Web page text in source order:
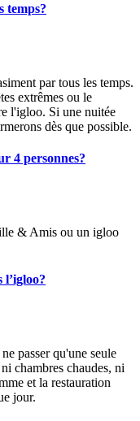
temps?
par tous les temps.
extrêmes ou le
l'igloo. Si une nuitée
dès que possible.
4 personnes?
& Amis ou un igloo
l’igloo?
passer qu'une seule
chambres chaudes, ni
et la restauration
jour.